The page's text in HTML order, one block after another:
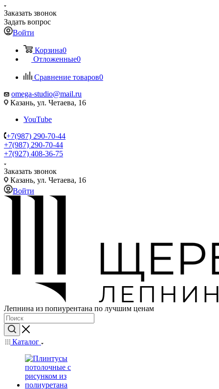
Заказать звонок
Задать вопрос
Войти
Корзина0
Отложенные0
Сравнение товаров0
omega-studio@mail.ru
Казань, ул. Четаева, 16
YouTube
+7(987) 290-70-44
+7(987) 290-70-44
+7(927) 408-36-75
Заказать звонок
Казань, ул. Четаева, 16
Войти
Лепнина из попиурентана по лучшим ценам
Каталог